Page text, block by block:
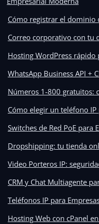
Cómo registrar el dominio
Correo corporativo con tu
Hosting WordPress rápido
WhatsApp Business API +
Números 1-800 gratuitos:
Cómo elegir un teléfono
Switches de Red PoE para
Dropshipping: tu tienda
Video Porteros IP:
CRM y Chat Multiagente
Teléfonos IP para
Hosting Web con cPanel